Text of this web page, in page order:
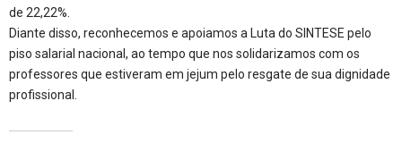
de 22,22%.
Diante disso, reconhecemos e apoiamos a Luta do SINTESE pelo
piso salarial nacional, ao tempo que nos solidarizamos com os
professores que estiveram em jejum pelo resgate de sua dignidade
profissional.